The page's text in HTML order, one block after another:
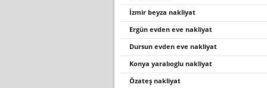
i̇zmir beyza nakliyat
ergün evden eve nakli̇yat
dursun evden eve nakli̇yat
konya yaralıoglu nakliyat
özateş nakliyat